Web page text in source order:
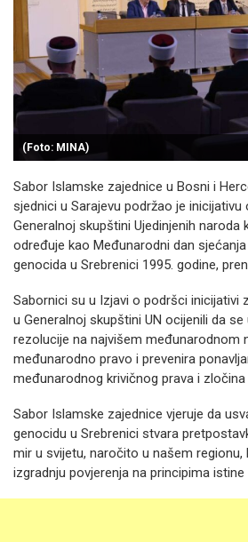
(Foto: MINA)
Sabor Islamske zajednice u Bosni i
sjednici u Sarajevu podržao je
Generalnoj skupštini Ujedinjenih naroda
određuje kao Međunarodni dan
genocida u Srebrenici 1995. godine,
Sabornici su u Izjavi o podršci inicijativi
u Generalnoj skupštini UN ocijenili da
rezolucije na najvišem međunarodnom
međunarodno pravo i prevenira
međunarodnog krivičnog prava i zločina
Sabor Islamske zajednice vjeruje da
genocidu u Srebrenici stvara
mir u svijetu, naročito u našem
izgradnju povjerenja na principima istine